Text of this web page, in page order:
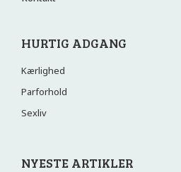
HURTIG ADGANG
Kærlighed
Parforhold
Sexliv
NYESTE ARTIKLER